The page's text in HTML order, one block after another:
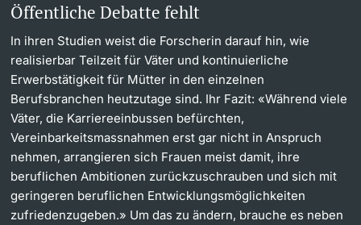
Öffentliche Debatte fehlt
In ihren Studien weist die Forscherin darauf hin, wie
realisierbar Teilzeit für Väter und kontinuierliche
Erwerbstätigkeit für Mütter in den einzelnen
Berufsbranchen heutzutage sind. Ihr Fazit: «Während viele
Väter, die Karriereeinbussen befürchten,
Vereinbarkeitsmassnahmen erst gar nicht in Anspruch
nehmen, arrangieren sich Frauen meist damit, ihre
beruflichen Ambitionen zurückzuschrauben und sich mit
geringeren beruflichen Entwicklungsmöglichkeiten
zufriedenzugeben.» Um das zu ändern, brauche es neben